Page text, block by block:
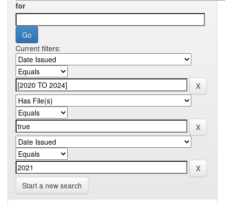
for
Current filters:
Start a new search